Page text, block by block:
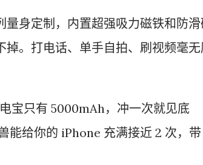
量身定制，内置超强吸力磁铁和防滑
。打电话、单手自拍、刷视频毫无
宝只有 5000mAh，冲一次就见底
能给你的 iPhone 充满接近 2 次，带